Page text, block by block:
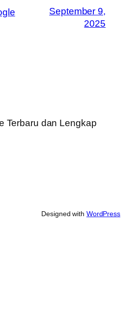
September 9,
2025
Terbaru dan Lengkap
Designed with WordPress